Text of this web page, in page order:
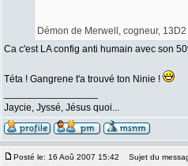
Démon de Merwell, cogneur,
Ca c'est LA config anti humain avec son
Téta ! Gangrene t'a trouvé ton Ninie !
Jaycie, Jyssé, Jésus quoi...
Posté le: 16 Aoû 2007 15:42 Sujet du